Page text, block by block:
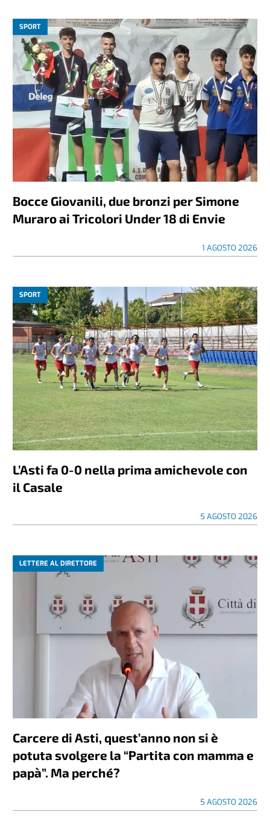
SPORT
Bocce Giovanili, due bronzi per Simone
Muraro ai Tricolori Under 18 di Envie
1 AGOSTO 2026
SPORT
L’Asti fa 0-0 nella prima amichevole con
il Casale
5 AGOSTO 2026
LETTERE AL DIRETTORE
Carcere di Asti, quest’anno non si è
potuta svolgere la “Partita con mamma e
papà”. Ma perché?
5 AGOSTO 2026